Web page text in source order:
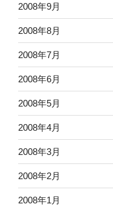
2008年9月
2008年8月
2008年7月
2008年6月
2008年5月
2008年4月
2008年3月
2008年2月
2008年1月